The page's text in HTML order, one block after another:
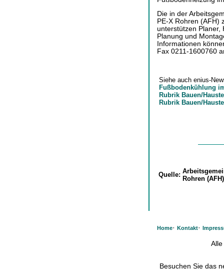
Die in der
PE-X Rohren (AFH)
unterstützen Planer,
Planung und
Informationen
Fax 0211-1600760
Siehe auch enius-
Fußbodenkühlung
Rubrik Bauen/
Rubrik Bauen/
Quelle:
Rohren (AFH)
Home· Kontakt·
Besuchen Sie das